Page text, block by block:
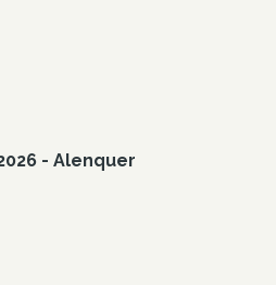
- Alenquer